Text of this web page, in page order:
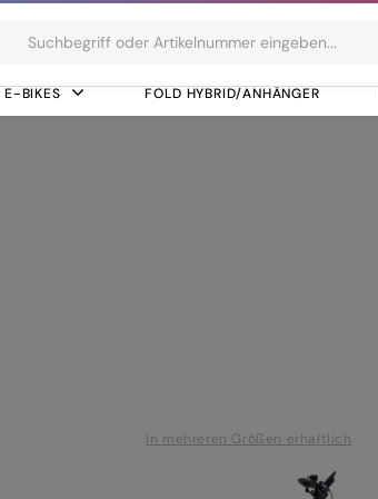
E-BIKES FOLD HYBRID/ANHÄNGER
In mehreren Größen erhältlich